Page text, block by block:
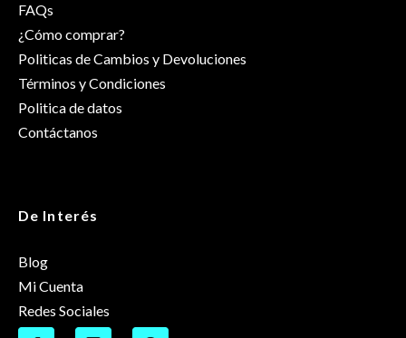
FAQs
¿Cómo comprar?
Politicas de Cambios y Devoluciones
Términos y Condiciones
Politica de datos
Contáctanos
De Interés
Blog
Mi Cuenta
Redes Sociales